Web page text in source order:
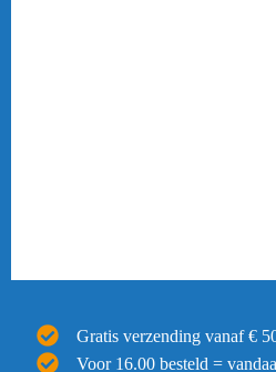
Gratis verzending vanaf €
Voor 16.00 besteld =